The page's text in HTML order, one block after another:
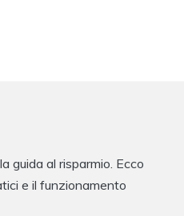
guida al risparmio. Ecco
e il funzionamento